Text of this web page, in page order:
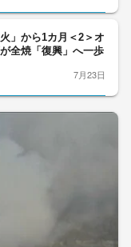
」から1カ月＜2＞オ
全焼「復興」へ一歩
7月23日